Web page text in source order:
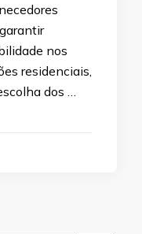
nos
residenciais,
dos …